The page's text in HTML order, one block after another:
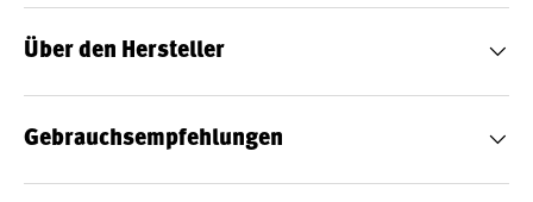
Buttersäure entsteht natürlicherweise bei der bakteriellen
Verwertung bestimmter Ballaststoffe im Dickdarm. In
Über den Hersteller
Gebrauchsempfehlungen